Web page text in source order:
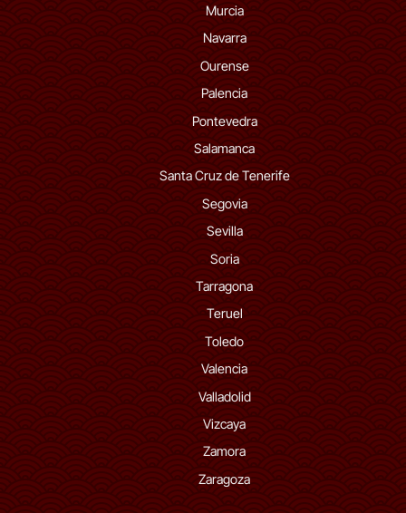
Murcia
Navarra
Ourense
Palencia
Pontevedra
Salamanca
Santa Cruz de Tenerife
Segovia
Sevilla
Soria
Tarragona
Teruel
Toledo
Valencia
Valladolid
Vizcaya
Zamora
Zaragoza